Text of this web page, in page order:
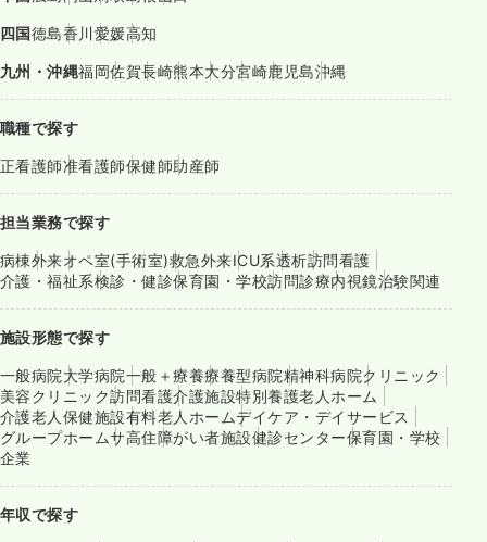
四国徳島香川愛媛高知
九州・沖縄福岡佐賀長崎熊本大分宮崎鹿児島沖縄
職種で探す
正看護師准看護師保健師助産師
担当業務で探す
病棟外来オペ室(手術室)救急外来ICU系透析訪問看護
介護・福祉系検診・健診保育園・学校訪問診療内視鏡治験関連
施設形態で探す
一般病院大学病院一般＋療養療養型病院精神科病院クリニック
美容クリニック訪問看護介護施設特別養護老人ホーム
介護老人保健施設有料老人ホームデイケア・デイサービス
グループホームサ高住障がい者施設健診センター保育園・学校
企業
年収で探す